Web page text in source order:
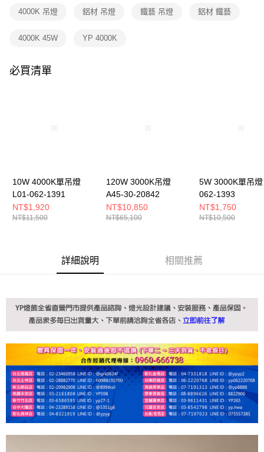
２．訂單成立數日內，您將收到繳費通知簡訊。
３．收到繳費通知簡訊後14天內，點擊此簡訊中的連結，可透過四大超商／
※ 請注意：結帳手續完成當下不需立刻繳費，但若您需要取消訂單，請聯絡
※ 交易是否成功請以「AFTEE先享後付 」之結帳頁面顯示為準，若有關於
３．未成年的使用者請事先徵得法定代理人或監護人之同意方可使用
「AFTEE先享後付」，若未經同意申辦者引起之損失，本公司不負相關責
任。
４．使用「AFTEE先享後付」時，將依據個別帳號之用戶狀況，依本公司即
時審查核予不同之上限額度；若仍有額度不足之情形，本公司將視審查結果
4000K 吊燈 鋁材 吊燈 鐵藝 吊燈 鋁材 鐵藝
4000K 45W YP 4000K
必買清單
10W 4000K單吊燈
L01-062-1391
NT$1,920
NT$11,500
120W 3000K吊燈
A45-30-20842
NT$10,850
NT$65,100
5W 3000K單吊
062-1393
NT$1,750
NT$10,500
詳細說明 相關推薦